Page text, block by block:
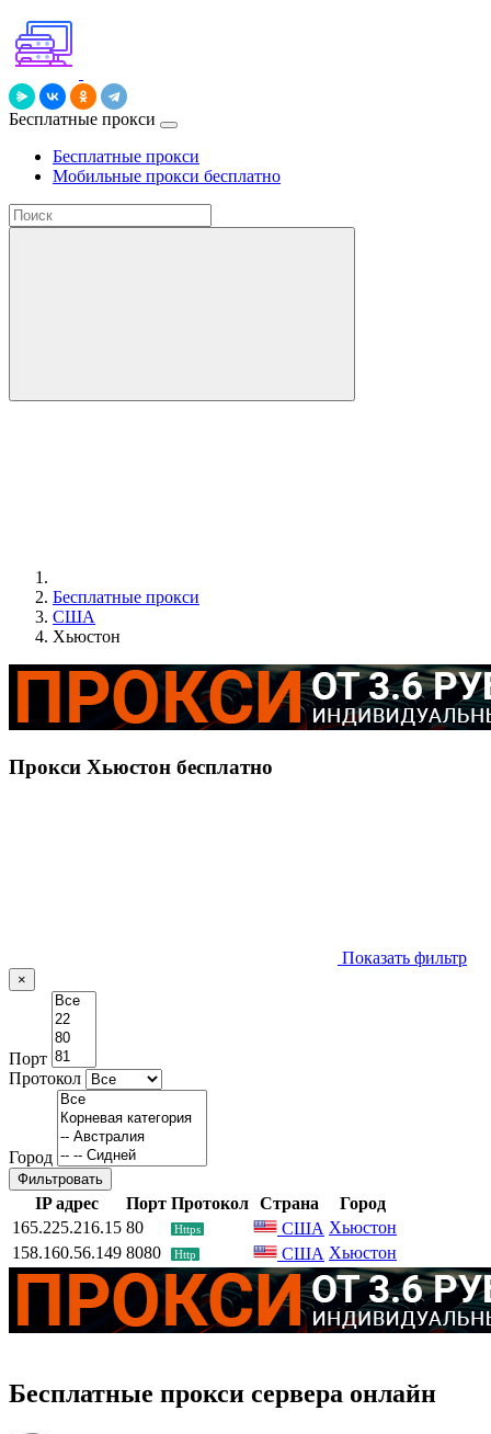
Бесплатные прокси
Бесплатные прокси
Мобильные прокси бесплатно
Бесплатные прокси
США
Хьюстон
Прокси Хьюстон бесплатно
Показать фильтр
×
Порт
Протокол
Город
Фильтровать
IP адрес Порт Протокол Страна
Город
165.225.216.15 80 Https США Хьюстон
158.160.56.149 8080 Http США Хьюстон
Бесплатные прокси сервера онлайн